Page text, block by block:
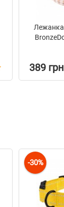
Лежанка
389 грн
-30%